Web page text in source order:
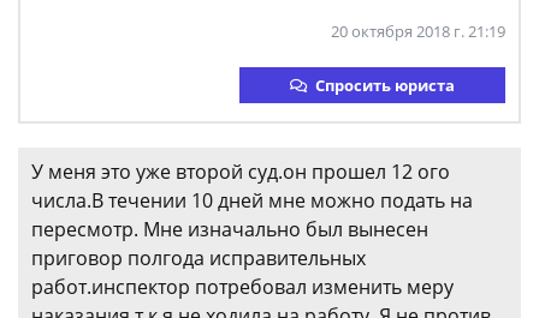
20 октября 2018 г. 21:19
Спросить юриста
У меня это уже второй суд.он прошел 12 ого
числа.В течении 10 дней мне можно подать на
пересмотр. Мне изначально был вынесен
приговор полгода исправительных
работ.инспектор потребовал изменить меру